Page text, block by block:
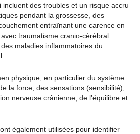
des troubles et un risque accru
pendant la grossesse, des
entraînant une carence en
traumatisme cranio-cérébral
maladies inflammatoires du
physique, en particulier du système
la force, des sensations (sensibilité),
nerveuse crânienne, de l’équilibre et
également utilisées pour identifier